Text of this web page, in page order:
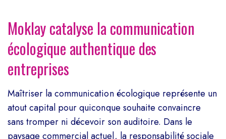
Moklay catalyse la communication
écologique authentique des
entreprises
Maîtriser la communication écologique représente un
atout capital pour quiconque souhaite convaincre
sans tromper ni décevoir son auditoire. Dans le
paysage commercial actuel, la responsabilité sociale